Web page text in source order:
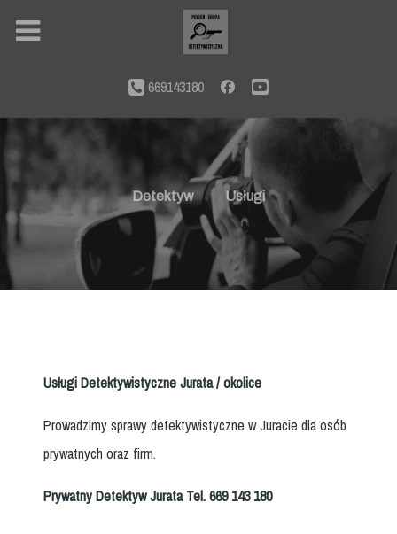
669143180
Detektyw Usługi
Usługi Detektywistyczne Jurata / okolice
Prowadzimy sprawy detektywistyczne w Juracie dla osób
prywatnych oraz firm.
Prywatny Detektyw Jurata Tel. 669 143 180